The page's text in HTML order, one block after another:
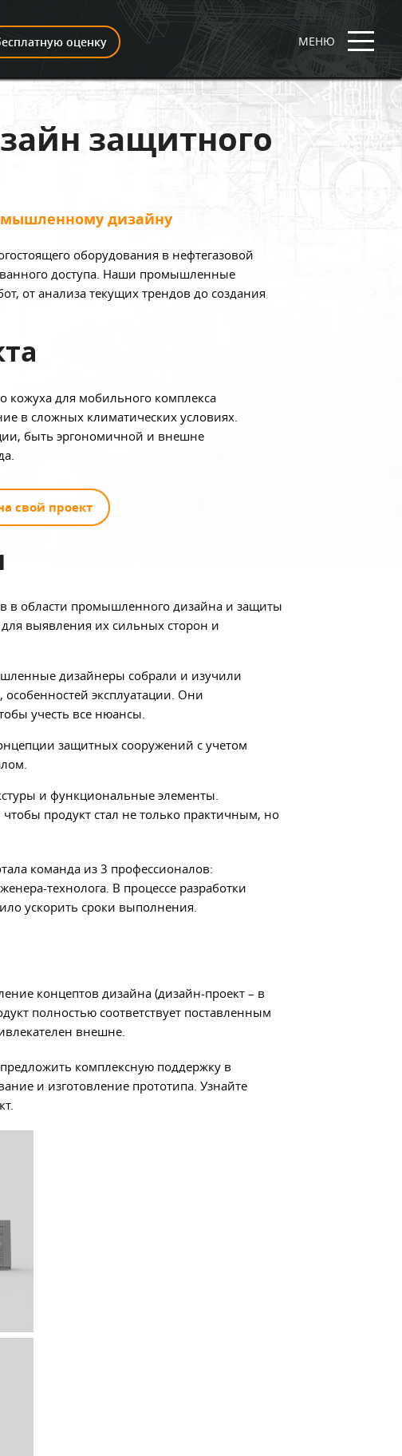
оценку МЕНЮ
защитного
дизайну
оборудования в нефтегазовой
доступа. Наши промышленные
от анализа текущих трендов до создания
кожуха для мобильного комплекса
в сложных климатических условиях.
быть эргономичной и внешне
свой проект
в области промышленного дизайна и защиты
выявления их сильных сторон и
дизайнеры собрали и изучили
эксплуатации. Они
учесть все нюансы.
защитных сооружений с учетом
и функциональные элементы.
продукт стал не только практичным, но
команда из 3 профессионалов:
технолога. В процессе разработки
ускорить сроки выполнения.
концептов дизайна (дизайн-проект – в
полностью соответствует поставленным
внешне.
комплексную поддержку в
и изготовление прототипа. Узнайте